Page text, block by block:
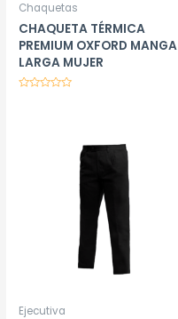
Chaquetas
CHAQUETA TÉRMICA
PREMIUM OXFORD MANGA
LARGA MUJER
Ejecutiva